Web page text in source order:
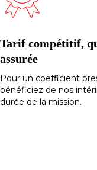
Tarif compétitif,
assurée
Pour un coefficient
bénéficiez de nos
durée de la mission.